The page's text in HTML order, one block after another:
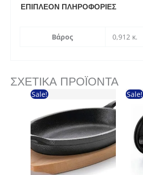
ΕΠΙΠΛΈΟΝ ΠΛΗΡΟΦΟΡΊΕΣ
Βάρος 0,912 κ.
ΣΧΕΤΙΚΆ ΠΡΟΪΌΝΤΑ
Sale! Sale!